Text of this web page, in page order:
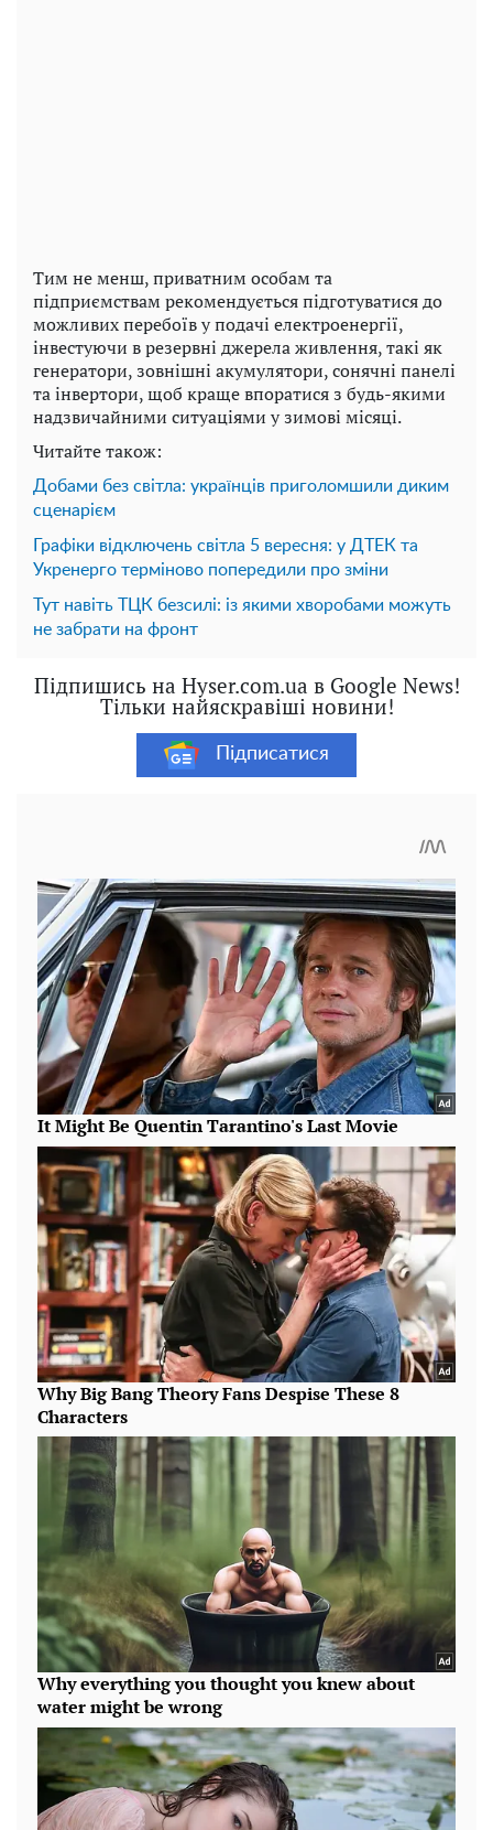
Тим не менш, приватним особам та
підприємствам рекомендується підготуватися до
можливих перебоїв у подачі електроенергії,
інвестуючи в резервні джерела живлення, такі як
генератори, зовнішні акумулятори, сонячні панелі
та інвертори, щоб краще впоратися з будь-якими
надзвичайними ситуаціями у зимові місяці.
Читайте також:
Добами без світла: українців приголомшили диким
сценарієм
Графіки відключень світла 5 вересня: у ДТЕК та
Укренерго терміново попередили про зміни
Тут навіть ТЦК безсилі: із якими хворобами можуть
не забрати на фронт
Підпишись на Hyser.com.ua в Google News!
Тільки найяскравіші новини!
Підписатися